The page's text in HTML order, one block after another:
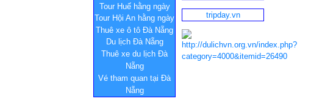
Tour Huế hằng ngày
Tour Hội An hằng ngày
Thuê xe ô tô Đà Nẵng
Du lịch Đà Nẵng
Thuê xe du lịch Đà
Nẵng
Vé tham quan tại Đà
Nẵng
tripday.vn